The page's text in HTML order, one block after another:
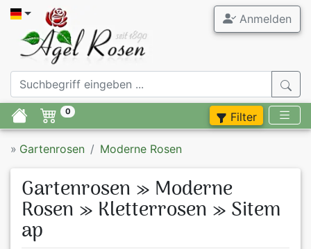
Anmelden
0 Filter
» Gartenrosen Moderne Rosen
Gartenrosen » Moderne
Rosen » Kletterrosen » Sitem
ap
ADR Rosen
Duftrosen